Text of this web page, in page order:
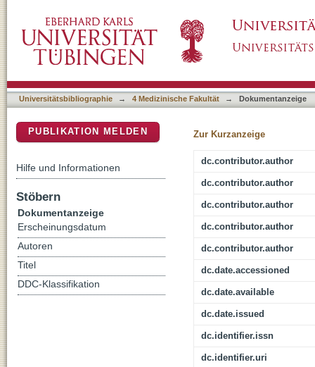
Direct Current Stimulation (tDCS)
Universitätsbibliographie → 4 Medizinische Fakultät → Dokumentanzeige
Zur Kurzanzeige
dc.contributor.author
dc.contributor.author
dc.contributor.author
dc.contributor.author
dc.contributor.author
dc.date.accessioned
dc.date.available
dc.date.issued
dc.identifier.issn
dc.identifier.uri
PUBLIKATION MELDEN
Hilfe und Informationen
Stöbern
Dokumentanzeige
Erscheinungsdatum
Autoren
Titel
DDC-Klassifikation